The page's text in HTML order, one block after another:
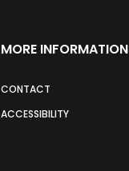
MORE INFORMATION
CONTACT
ACCESSIBILITY